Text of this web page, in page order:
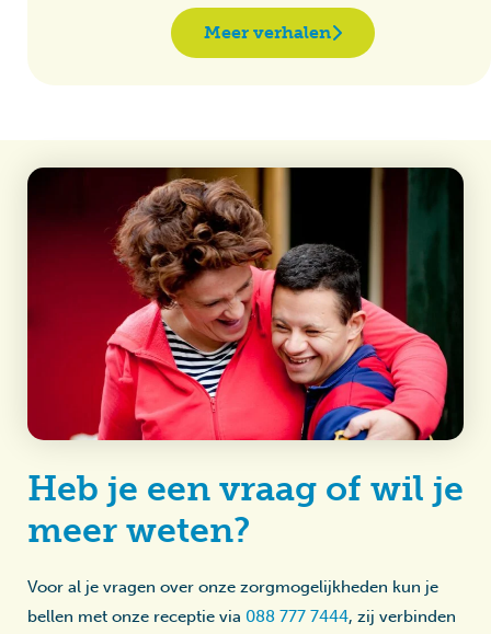
Meer verhalen
Heb je een vraag of wil je
meer weten?
Voor al je vragen over onze zorgmogelijkheden kun je
bellen met onze receptie via 088 777 7444, zij verbinden